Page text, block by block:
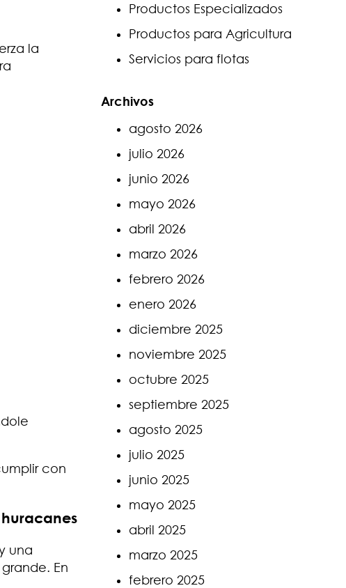
la
con
una
En
Productos Especializados
Productos para Agricultura
Servicios para flotas
Archivos
agosto 2026
julio 2026
junio 2026
mayo 2026
abril 2026
marzo 2026
febrero 2026
enero 2026
diciembre 2025
noviembre 2025
octubre 2025
septiembre 2025
agosto 2025
julio 2025
junio 2025
mayo 2025
abril 2025
marzo 2025
febrero 2025